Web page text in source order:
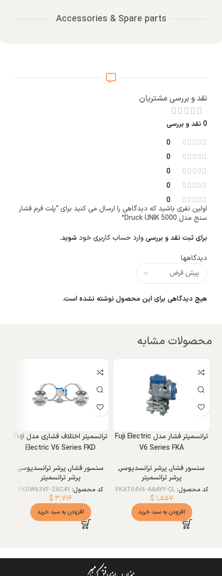
Accessories & Spare parts
نقد و بررسی مشتریان
0 نقد و بررسی
0
0
0
0
0
دیدگاهها
هیچ دیدگاهی برای این محصول نوشته نشده است.
اولین نفری باشید که دیدگاهی را ارسال می کنید برای “پلت فرم فشار
سنج مدل Druck UNIK 5000”
برای ثبت نقد و بررسیوارد حساب کاربری خود شوید.
محصولات مشابه
ترانسمیتر فشار مدل Fuji Electric
V6 Series FKA
سنسور فشار, پرشر ترانسدیوسر,
پرشر ترانسمیتر
کد محصول: FKAT04V6-AAAYY-CL
$ ۱,۵۵۷
افزودن به سبد خرید
ترانسمیتر اختلاف فشاری مدل Fuji
Electric V6 Series FKD
سنسور فشار, پرشر ترانسدیوسر,
پرشر ترانسمیتر
کد محصول:FKDW63VF-2XC4Y
$ ۳,۷۱۶
افزودن به سبد خرید